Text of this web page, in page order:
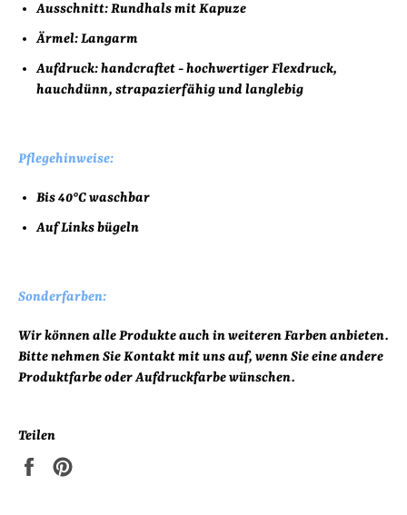
Ausschnitt: Rundhals mit Kapuze
Ärmel: Langarm
Aufdruck:handcraftet - hochwertiger Flexdruck,
hauchdünn, strapazierfähig und langlebig
Pflegehinweise:
Bis 40°C waschbar
Auf Links bügeln
Sonderfarben:
Wir können alle Produkte auch in weiteren Farben anbieten.
Bitte nehmen Sie Kontakt mit uns auf, wenn Sie eine andere
Produktfarbe oder Aufdruckfarbe wünschen.
Teilen
Auf